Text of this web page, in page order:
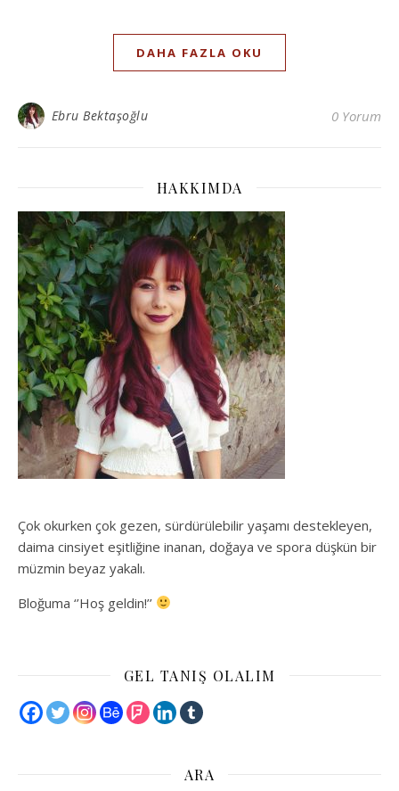
DAHA FAZLA OKU
Ebru Bektaşoğlu 0 Yorum
HAKKIMDA
Çok okurken çok gezen, sürdürülebilir yaşamı destekleyen,
daima cinsiyet eşitliğine inanan, doğaya ve spora düşkün bir
müzmin beyaz yakalı.
Bloğuma ‘’Hoş geldin!’’
GEL TANIŞ OLALIM
ARA